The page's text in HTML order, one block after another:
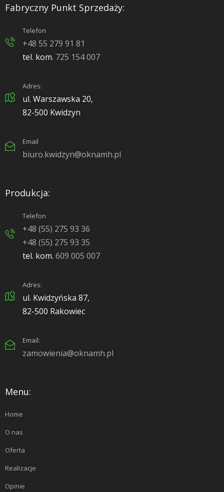
Fabryczny Punkt Sprzedaży:
Telefon
+48 55 279 91 81
tel. kom. 725 154 007
Adres:
ul. Warszawska 20,
82-500 Kwidzyn
Email
biuro.kwidzyn@oknamh.pl
Produkcja:
Telefon
+48 (55) 275 93 36
+48 (55) 275 93 35
tel. kom. 609 005 007
Adres:
ul. Kwidzyńska 87,
82-500 Rakowiec
Email:
zamowienia@oknamh.pl
Menu:
Home
O nas
Oferta
Realizacje
Opinie